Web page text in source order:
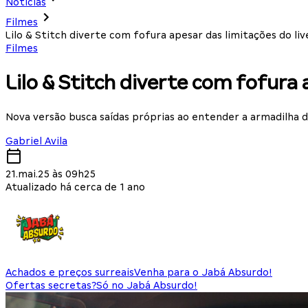
Filmes
Lilo & Stitch diverte com fofura apesar das limitações do
Filmes
Lilo & Stitch diverte com fofura
Nova versão busca saídas próprias ao entender a armadilha
Gabriel Avila
21.mai.25 às 09h25
Atualizado há cerca de 1 ano
Achados e preços surreaisVenha para o Jabá Absurdo!
Ofertas secretas?Só no Jabá Absurdo!